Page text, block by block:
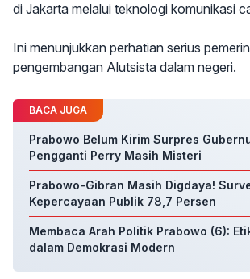
di Jakarta melalui teknologi komunikasi
Ini menunjukkan perhatian serius
pengembangan Alutsista dalam negeri.
BACA JUGA
Prabowo Belum Kirim Surpres
Pengganti Perry Masih Misteri
Prabowo-Gibran Masih Digdaya!
Kepercayaan Publik 78,7 Persen
Membaca Arah Politik Prabowo (6):
dalam Demokrasi Modern